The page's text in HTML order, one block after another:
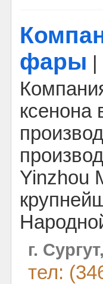
фары
Yinzhou
г.
тел: